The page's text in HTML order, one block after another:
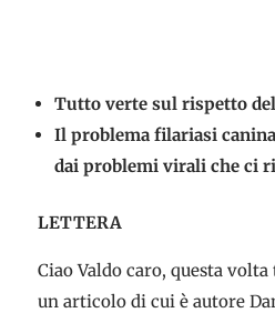
Tutto verte sul rispetto
Il problema filariasi
dai problemi virali che ci
LETTERA
Ciao Valdo caro, questa
un articolo di cui è autore